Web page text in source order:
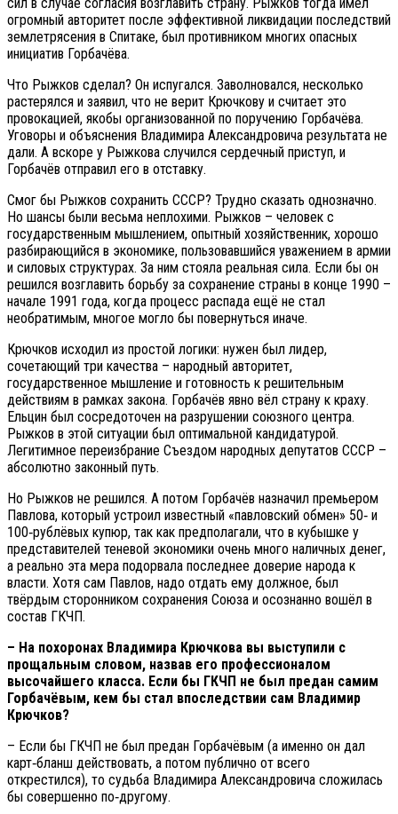
огромный авторитет после эффективной ликвидации последствий
землетрясения в Спитаке, был противником многих опасных
инициатив Горбачёва.
Что Рыжков сделал? Он испугался. Заволновался, несколько
растерялся и заявил, что не верит Крючкову и считает это
провокацией, якобы организованной по поручению Горбачёва.
Уговоры и объяснения Владимира Александровича результата не
дали. А вскоре у Рыжкова случился сердечный приступ, и
Горбачёв отправил его в отставку.
Смог бы Рыжков сохранить СССР? Трудно сказать однозначно.
Но шансы были весьма неплохими. Рыжков – человек с
государственным мышлением, опытный хозяйственник, хорошо
разбирающийся в экономике, пользовавшийся уважением в армии
и силовых структурах. За ним стояла реальная сила. Если бы он
решился возглавить борьбу за сохранение страны в конце 1990 –
начале 1991 года, когда процесс распада ещё не стал
необратимым, многое могло бы повернуться иначе.
Крючков исходил из простой логики: нужен был лидер,
сочетающий три качества – народный авторитет,
государственное мышление и готовность к решительным
действиям в рамках закона. Горбачёв явно вёл страну к краху.
Ельцин был сосредоточен на разрушении союзного центра.
Рыжков в этой ситуации был оптимальной кандидатурой.
Легитимное переизбрание Съездом народных депутатов СССР –
абсолютно законный путь.
Но Рыжков не решился. А потом Горбачёв назначил премьером
Павлова, который устроил известный «павловский обмен» 50‑ и
100‑рублёвых купюр, так как предполагали, что в кубышке у
представителей теневой экономики очень много наличных денег,
а реально эта мера подорвала последнее доверие народа к
власти. Хотя сам Павлов, надо отдать ему должное, был
твёрдым сторонником сохранения Союза и осознанно вошёл в
состав ГКЧП.
– На похоронах Владимира Крючкова вы выступили с
прощальным словом, назвав его профессионалом
высочайшего класса. Если бы ГКЧП не был предан самим
Горбачёвым, кем бы стал впоследствии сам Владимир
Крючков?
– Если бы ГКЧП не был предан Горбачёвым (а именно он дал
карт‑бланш действовать, а потом публично от всего
открестился), то судьба Владимира Александровича сложилась
бы совершенно по‑другому.